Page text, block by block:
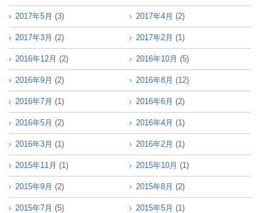
2017年5月 (3) 2017年4月 (2)
2017年3月 (2) 2017年2月 (1)
2016年12月 (2) 2016年10月 (5)
2016年9月 (2) 2016年8月 (12)
2016年7月 (1) 2016年6月 (2)
2016年5月 (2) 2016年4月 (1)
2016年3月 (1) 2016年2月 (1)
2015年11月 (1) 2015年10月 (1)
2015年9月 (2) 2015年8月 (2)
2015年7月 (5) 2015年5月 (1)